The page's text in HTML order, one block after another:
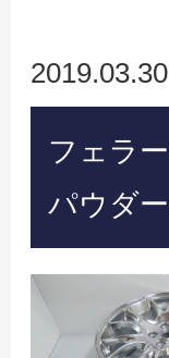
2019.03.30
フェラ
パウダ